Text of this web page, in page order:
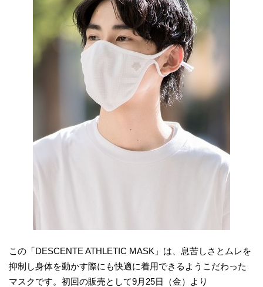
この「DESCENTE ATHLETIC MASK」は、息苦しさとムレを
抑制し身体を動かす際にも快適に着用できるようこだわった
マスクです。初回の販売として9月25日（金）より